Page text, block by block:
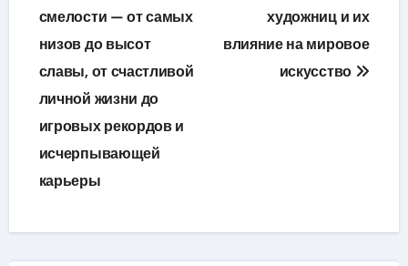
смелости — от самых
низов до высот
славы, от счастливой
личной жизни до
игровых рекордов и
исчерпывающей
карьеры
художниц и их
влияние на мировое
искусство